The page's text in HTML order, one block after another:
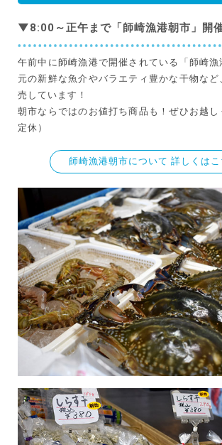
▼8:00～正午まで「師崎漁港朝市」開
午前中に師崎漁港で開催されている「師崎
元の新鮮な魚介やバラエティ豊かな干物など
売しています！
朝市ならではのお値打ち商品も！ぜひお越
定休）
師崎漁港朝市について 詳しくはこ